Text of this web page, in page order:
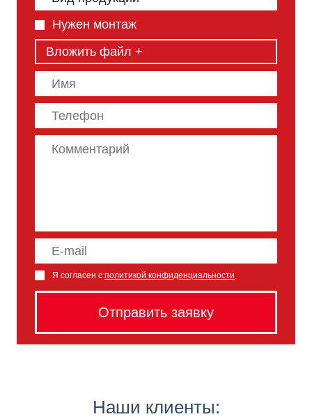
Нужен монтаж
Вложить файл +
Я согласен с политикой конфиденциальности
Наши клиенты: